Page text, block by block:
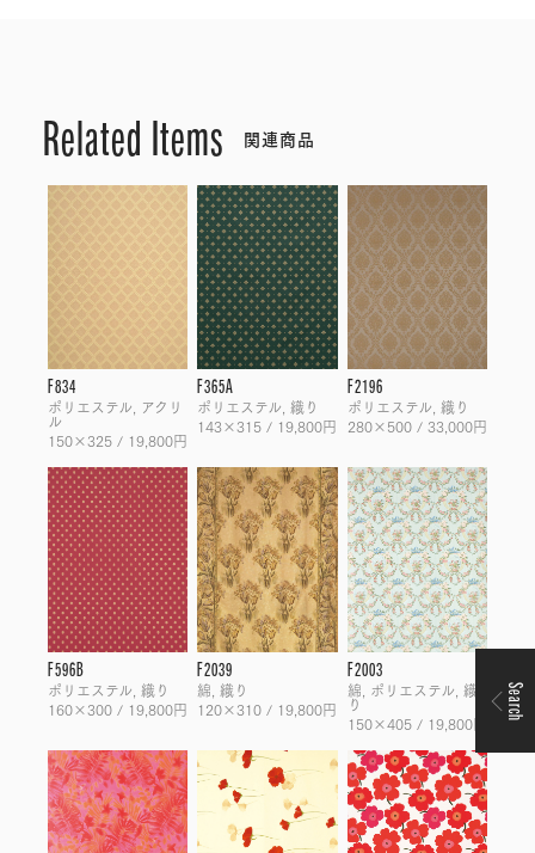
Related Items 関連商品
F834
ポリエステル, アクリ
ル
150×325 / 19,800円
F365A
ポリエステル, 織り
143×315 / 19,800円
F2196
ポリエステル, 織り
280×500 / 33,000円
F596B
ポリエステル, 織り
160×300 / 19,800円
F2039
綿, 織り
120×310 / 19,800円
F2003
綿, ポリエステル, 織
り
150×405 / 19,800円
Search